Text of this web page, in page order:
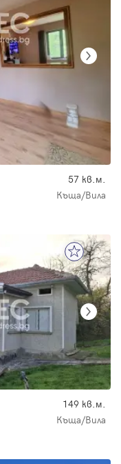
57 кв.м.
Къща/Вила
149 кв.м.
Къща/Вила